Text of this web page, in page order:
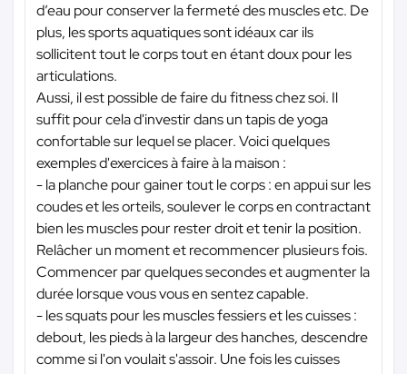
d’eau pour conserver la fermeté des muscles etc. De
plus, les sports aquatiques sont idéaux car ils
sollicitent tout le corps tout en étant doux pour les
articulations.
Aussi, il est possible de faire du fitness chez soi. Il
suffit pour cela d'investir dans un tapis de yoga
confortable sur lequel se placer. Voici quelques
exemples d'exercices à faire à la maison :
- la planche pour gainer tout le corps : en appui sur les
coudes et les orteils, soulever le corps en contractant
bien les muscles pour rester droit et tenir la position.
Relâcher un moment et recommencer plusieurs fois.
Commencer par quelques secondes et augmenter la
durée lorsque vous vous en sentez capable.
- les squats pour les muscles fessiers et les cuisses :
debout, les pieds à la largeur des hanches, descendre
comme si l'on voulait s'assoir. Une fois les cuisses